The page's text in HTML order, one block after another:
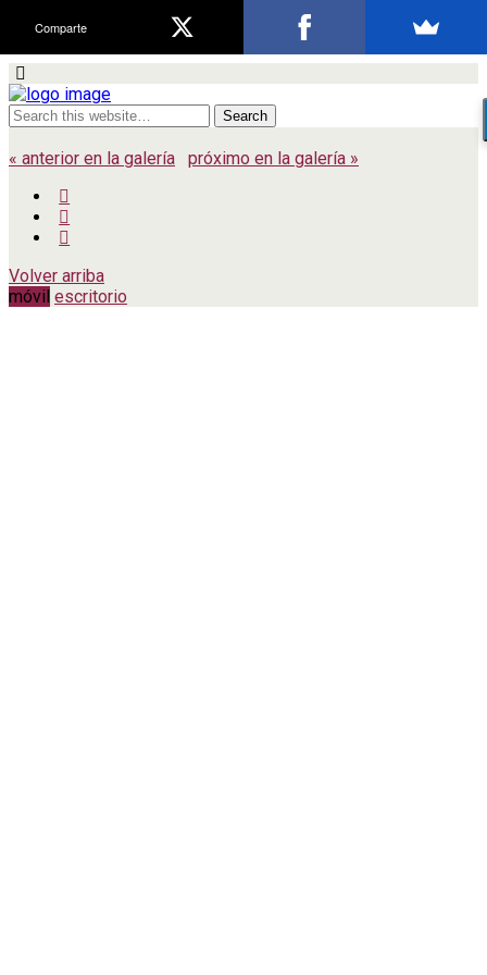
« anterior en la galería próximo en la galería »
Volver arriba
móvil escritorio
Comparte